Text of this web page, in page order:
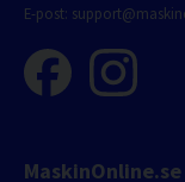
E-post:
MaskinOnline.se